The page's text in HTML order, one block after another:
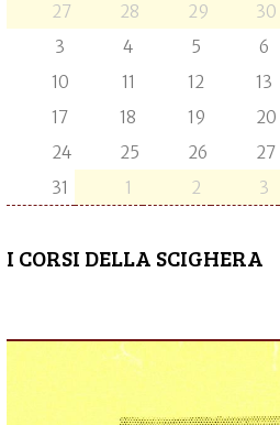
27 28 29 30
3
4 5 6
10
11 12 13
17
18 19 20
24
25 26 27
31
1 2 3
I CORSI DELLA SCIGHERA